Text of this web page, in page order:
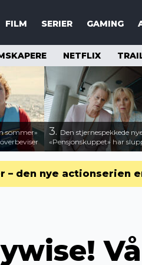
FILM SERIER GAMING
NETFLIX
sommer»
3. Den stjernespekkede
«Pensjonskuppet» har
– den nye actionserien